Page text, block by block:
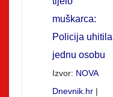
muškarca:
Policija uhitila
jednu osobu
Izvor: NOVA
Dnevnik.hr